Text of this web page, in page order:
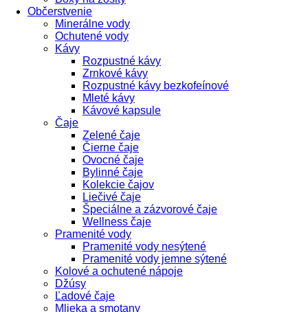
Občerstvenie
Minerálne vody
Ochutené vody
Kávy
Rozpustné kávy
Zrnkové kávy
Rozpustné kávy bezkofeínové
Mleté kávy
Kávové kapsule
Čaje
Zelené čaje
Čierne čaje
Ovocné čaje
Bylinné čaje
Kolekcie čajov
Liečivé čaje
Špeciálne a zázvorové čaje
Wellness čaje
Pramenité vody
Pramenité vody nesýtené
Pramenité vody jemne sýtené
Kolové a ochutené nápoje
Džúsy
Ľadové čaje
Mlieka a smotany